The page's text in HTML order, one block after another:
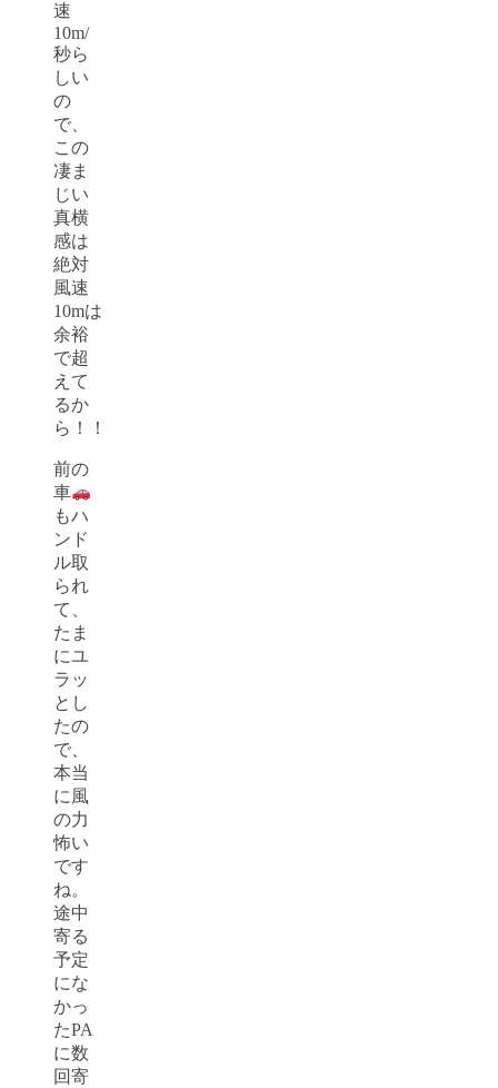
速
10m/
秒ら
しい
の
で、
この
凄ま
じい
真横
感は
絶対
風速
10mは
余裕
で超
えて
るか
ら！！
前の
車
もハ
ンド
ル取
られ
て、
たま
にユ
ラッ
とし
たの
で、
本当
に風
の力
怖い
です
ね。
途中
寄る
予定
にな
かっ
たPA
に数
回寄